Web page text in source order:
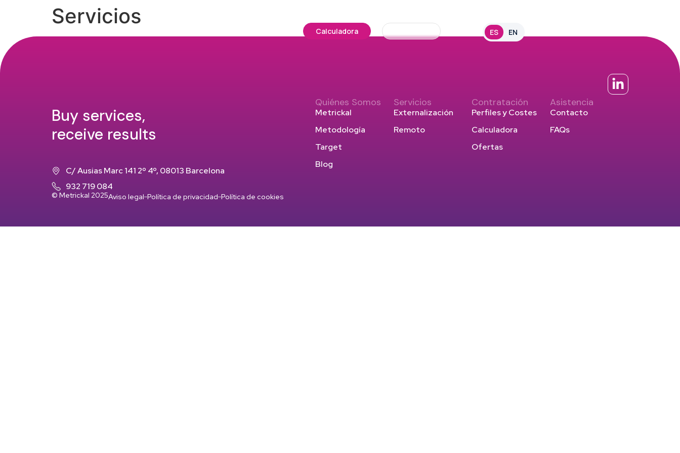
Calculadora ES EN
Servicios
Buy services,
receive results
C/ Ausias Marc 141 2º 4º, 08013 Barcelona
932 719 084
Quiénes Somos
Metrickal
Metodología
Target
Blog
Servicios
Externalización
Remoto
Contratación
Perfiles y Costes
Calculadora
Ofertas
Asistencia
Contacto
FAQs
© Metrickal 2025Aviso legal Política de privacidad Política de cookies